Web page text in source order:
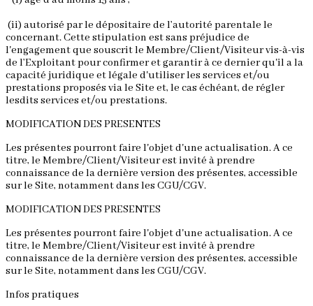
(ii) autorisé par le dépositaire de l’autorité parentale le
concernant. Cette stipulation est sans préjudice de
l'engagement que souscrit le Membre/Client/Visiteur vis-à-vis
de l’Exploitant pour confirmer et garantir à ce dernier qu'il a la
capacité juridique et légale d'utiliser les services et/ou
prestations proposés via le Site et, le cas échéant, de régler
lesdits services et/ou prestations.
MODIFICATION DES PRESENTES
Les présentes pourront faire l'objet d'une actualisation. A ce
titre, le Membre/Client/Visiteur est invité à prendre
connaissance de la dernière version des présentes, accessible
sur le Site, notamment dans les CGU/CGV.
MODIFICATION DES PRESENTES
Les présentes pourront faire l'objet d'une actualisation. A ce
titre, le Membre/Client/Visiteur est invité à prendre
connaissance de la dernière version des présentes, accessible
sur le Site, notamment dans les CGU/CGV.
Infos pratiques